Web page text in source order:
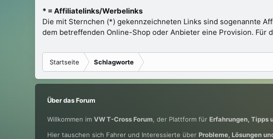
* = Affiliatelinks/Werbelinks
Die mit Sternchen (*) gekennzeichneten Links sind sogenannte
dem betreffenden Online-Shop oder Anbieter eine Provision. Für
Startseite Schlagworte
Über das Forum
Willkommen im VW T-Cross Forum , der Plattform für Erfahrungen, Tipps
Hier tauschen sich Fahrer und Interessierte über Probleme, Lösungen